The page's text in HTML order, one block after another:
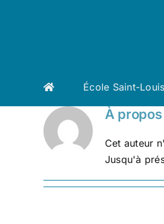
École Saint-Louis
À
Cet auteur
Jusqu'à